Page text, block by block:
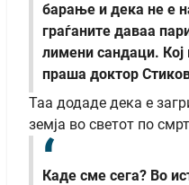
барање и дека не е
граѓаните даваа
лимени сандаци. Кој
праша доктор
Таа додаде дека е
земја во светот по
Каде сме сега? Во